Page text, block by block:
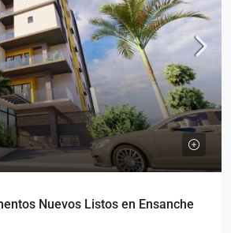
Nuevos Listos en Ensanche